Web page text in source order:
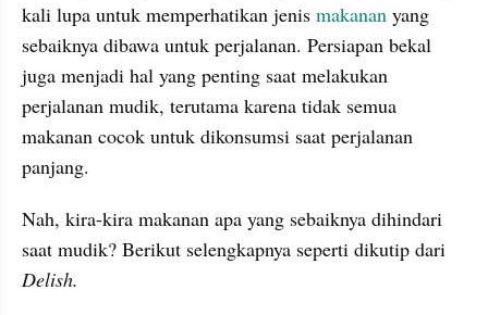
kali lupa untuk memperhatikan jenis makanan yang
sebaiknya dibawa untuk perjalanan. Persiapan bekal
juga menjadi hal yang penting saat melakukan
perjalanan mudik, terutama karena tidak semua
makanan cocok untuk dikonsumsi saat perjalanan
panjang.
Nah, kira-kira makanan apa yang sebaiknya dihindari
Delish.